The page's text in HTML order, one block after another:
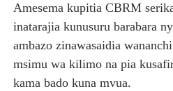
‎Amesema kupitia CBRM
inatarajia kunusuru barabara
ambazo zinawasaidia
msimu wa kilimo na pia
kama bado kuna mvua.